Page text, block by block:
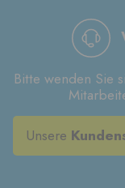
Bitte wenden Sie
Unsere